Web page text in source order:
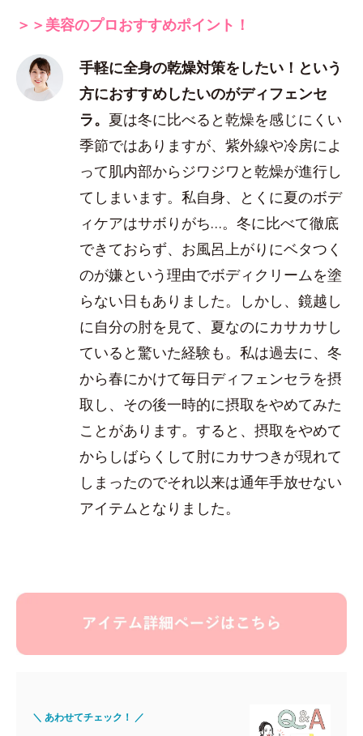
＞＞美容のプロおすすめポイント！
手軽に全身の乾燥対策をしたい！という
方におすすめしたいのがディフェンセ
ラ。 夏は冬に比べると乾燥を感じにくい
季節ではありますが、紫外線や冷房によ
って肌内部からジワジワと乾燥が進行し
てしまいます。私自身、とくに夏のボデ
ィケアはサボりがち…。冬に比べて徹底
できておらず、お風呂上がりにベタつく
のが嫌という理由でボディクリームを塗
らない日もありました。しかし、鏡越し
に自分の肘を見て、夏なのにカサカサし
ていると驚いた経験も。私は過去に、冬
から春にかけて毎日ディフェンセラを摂
取し、その後一時的に摂取をやめてみた
ことがあります。すると、摂取をやめて
からしばらくして肘にカサつきが現れて
しまったのでそれ以来は通年手放せない
アイテムとなりました。
＼ あわせてチェック！ ／